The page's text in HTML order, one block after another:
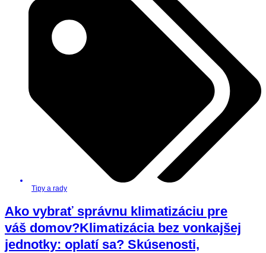
Tipy a rady
Ako vybrať správnu klimatizáciu pre
váš domov?Klimatizácia bez vonkajšej
jednotky: oplatí sa? Skúsenosti,